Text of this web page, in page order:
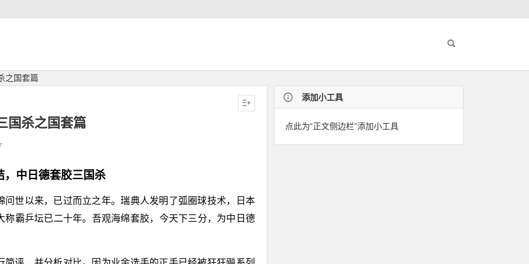
之国套篇
国杀之国套篇
，中日德套胶三国杀
世以来，已过而立之年。瑞典人发明了弧圈球技术，日本
霸乒坛已二十年。吾观海绵套胶，今天下三分，为中日德
添加小工具
点此为“正文侧边栏”添加小工具